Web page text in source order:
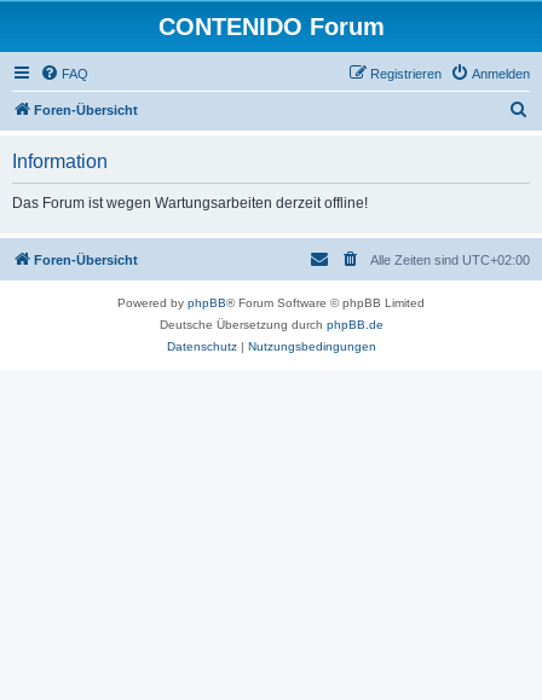
CONTENIDO Forum
FAQ Anmelden
Registrieren
Foren-Übersicht
Information
Das Forum ist wegen Wartungsarbeiten derzeit offline!
Foren-Übersicht Alle Zeiten sind UTC+02:00
Powered by phpBB® Forum Software © phpBB Limited
Deutsche Übersetzung durch phpBB.de
Datenschutz| Nutzungsbedingungen